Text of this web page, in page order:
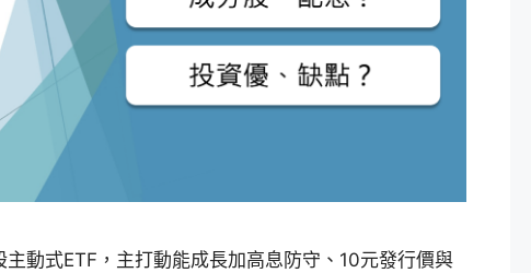
動式ETF，主打動能成長加高息防守、10元發行價與